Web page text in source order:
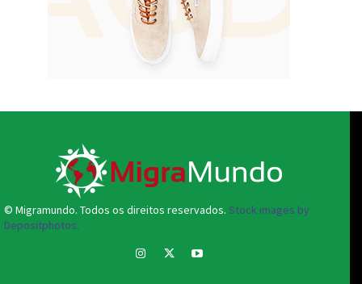
© Migramundo. Todos os direitos reservados. Stock images by
Depositphotos.